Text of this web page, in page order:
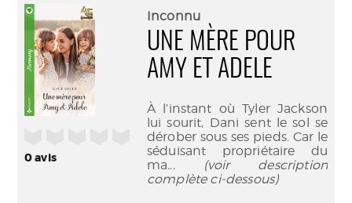
0avis
Inconnu
UNE MÈRE POUR
AMY ET ADELE
À l’instant où Tyler Jackson
lui sourit, Dani sent le sol se
dérober sous ses pieds. Car le
séduisant propriétaire du
ma... (voir description
complète ci-dessous)